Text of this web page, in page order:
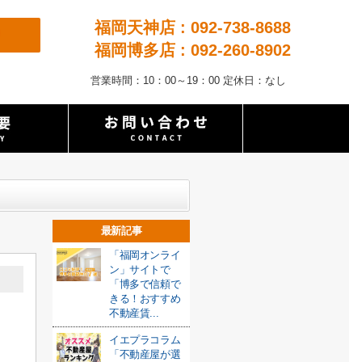
福岡天神店 : 092-738-8688
福岡博多店 : 092-260-8902
営業時間：10：00～19：00 定休日：なし
最新記事
「福岡オンライ
ン」サイトで
「博多で信頼で
きる！おすすめ
不動産賃...
イエプラコラム
「不動産屋が選